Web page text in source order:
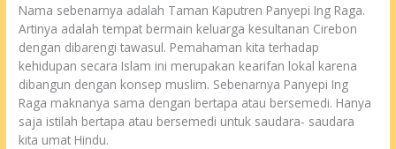
Nama sebenarnya adalah Taman Kaputren Panyepi Ing Raga.
Artinya adalah tempat bermain keluarga kesultanan Cirebon
dengan dibarengi tawasul. Pemahaman kita terhadap
kehidupan secara Islam ini merupakan kearifan lokal karena
dibangun dengan konsep muslim. Sebenarnya Panyepi Ing
Raga maknanya sama dengan bertapa atau bersemedi. Hanya
saja istilah bertapa atau bersemedi untuk saudara- saudara
kita umat Hindu.